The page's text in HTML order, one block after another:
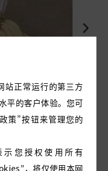
站正常运行的第三方
平的客户体验。您可
策”按钮来管理您的
示您授权使用所有
，将仅使用本网